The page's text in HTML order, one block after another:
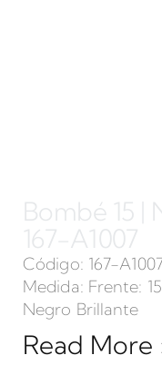
Bombé 15 |
167-A1007
Código: 167-
Medida: Frente:
Negro Brillante
Read More